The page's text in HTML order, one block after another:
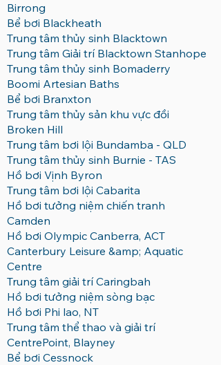
Birrong
Bể bơi Blackheath
Trung tâm thủy sinh Blacktown
Trung tâm Giải trí Blacktown Stanhope
Trung tâm thủy sinh Bomaderry
Boomi Artesian Baths
Bể bơi Branxton
Trung tâm thủy sản khu vực đồi
Broken Hill
Trung tâm bơi lội Bundamba - QLD
Trung tâm thủy sinh Burnie - TAS
Hồ bơi Vịnh Byron
Trung tâm bơi lội Cabarita
Hồ bơi tưởng niệm chiến tranh
Camden
Hồ bơi Olympic Canberra, ACT
Canterbury Leisure &amp; Aquatic
Centre
Trung tâm giải trí Caringbah
Hồ bơi tưởng niệm sòng bạc
Hồ bơi Phi lao, NT
Trung tâm thể thao và giải trí
CentrePoint, Blayney
Bể bơi Cessnock